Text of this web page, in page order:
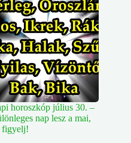
horoszkóp július 30. –
nap lesz a mai,
figyelj!